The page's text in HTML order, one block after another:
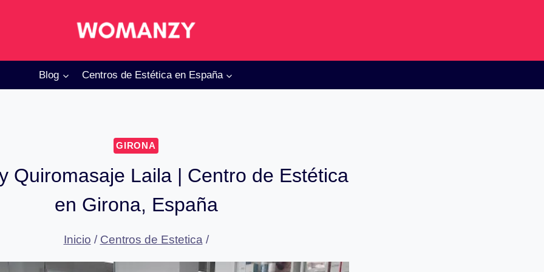
Blog Centros de Estética en España
GIRONA
Quiromasaje Laila | Centro de Estética
en Girona, España
Inicio / Centros de Estetica /